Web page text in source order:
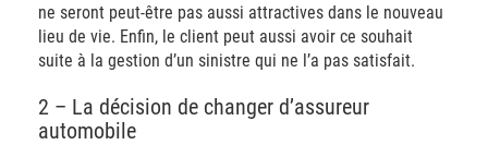
ne seront peut-être pas aussi attractives dans le nouveau
lieu de vie. Enfin, le client peut aussi avoir ce souhait
suite à la gestion d’un sinistre qui ne l’a pas satisfait.
2 – La décision de changer d’assureur
automobile